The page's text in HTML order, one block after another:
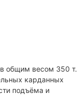
общим весом 350 т.
карданных
подъёма и